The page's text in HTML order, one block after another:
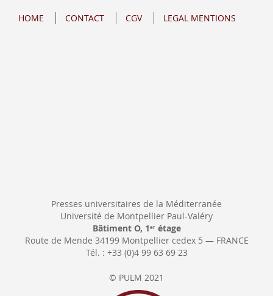
Our
HOME CONTACT CGV LEGAL MENTIONS
Presses universitaires de la Méditerranée
Université de Montpellier Paul-Valéry
Bâtiment O, 1 erétage
Route de Mende 34199 Montpellier cedex 5 — FRANCE
Tél. : +33 (0)4 99 63 69 23
© PULM 2021